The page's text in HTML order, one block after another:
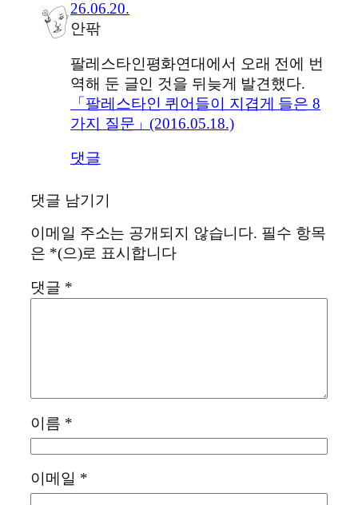
26.06.20.
안팎
팔레스타인평화연대에서 오래 전에 번
역해 둔 글인 것을 뒤늦게 발견했다.
「팔레스타인 퀴어들이 지겹게 들은 8
가지 질문」(2016.05.18.)
댓글
댓글 남기기
이메일 주소는 공개되지 않습니다. 필수 항목
은 *(으)로 표시합니다
댓글 *
이름 *
이메일 *